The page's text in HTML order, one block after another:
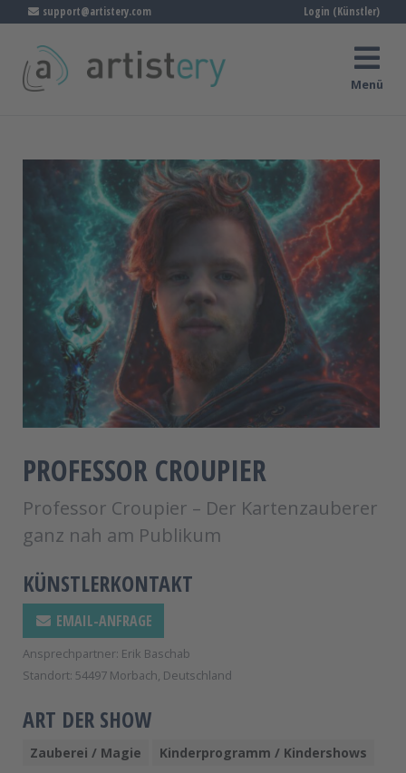
support@artistery.com Login (Künstler)
Menü
PROFESSOR CROUPIER
Professor Croupier – Der Kartenzauberer
ganz nah am Publikum
KÜNSTLERKONTAKT
EMAIL-ANFRAGE
Ansprechpartner: Erik Baschab
Standort: 54497 Morbach, Deutschland
ART DER SHOW
Zauberei / Magie Kinderprogramm / Kindershows